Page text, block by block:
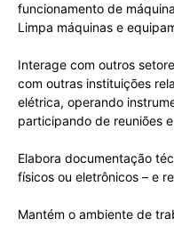
funcionamento de
Limpa máquinas e
Interage com outros
com outras instituições
elétrica, operando
participando de reuniões
Elabora documentação
físicos ou eletrônicos – e
Mantém o ambiente de